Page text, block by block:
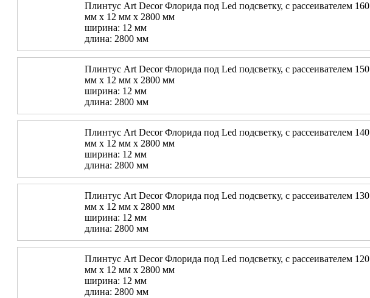
Плинтус Art Decor Флорида под Led подсветку, с рассеивателем 160
мм х 12 мм х 2800 мм
ширина: 12 мм
длина: 2800 мм
Плинтус Art Decor Флорида под Led подсветку, с рассеивателем 150
мм х 12 мм х 2800 мм
ширина: 12 мм
длина: 2800 мм
Плинтус Art Decor Флорида под Led подсветку, с рассеивателем 140
мм х 12 мм х 2800 мм
ширина: 12 мм
длина: 2800 мм
Плинтус Art Decor Флорида под Led подсветку, с рассеивателем 130
мм х 12 мм х 2800 мм
ширина: 12 мм
длина: 2800 мм
Плинтус Art Decor Флорида под Led подсветку, с рассеивателем 120
мм х 12 мм х 2800 мм
ширина: 12 мм
длина: 2800 мм